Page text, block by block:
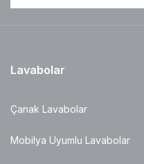
Lavabolar
Çanak Lavabolar
Mobilya Uyumlu Lavabolar